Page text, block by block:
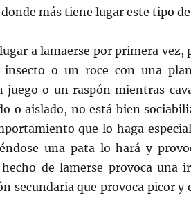
donde más tiene lugar este tipo
a lamaerse por primera vez,
insecto o un roce con una
juego o un raspón mientras
o aislado, no está bien
que lo haga
una pata lo hará y
de lamerse provoca una
secundaria que provoca picor y